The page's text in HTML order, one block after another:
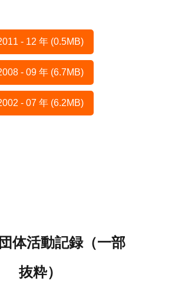
- 12 年 (0.5MB)
- 09 年 (6.7MB)
- 07 年 (6.2MB)
体活動記録（一部
抜粋）